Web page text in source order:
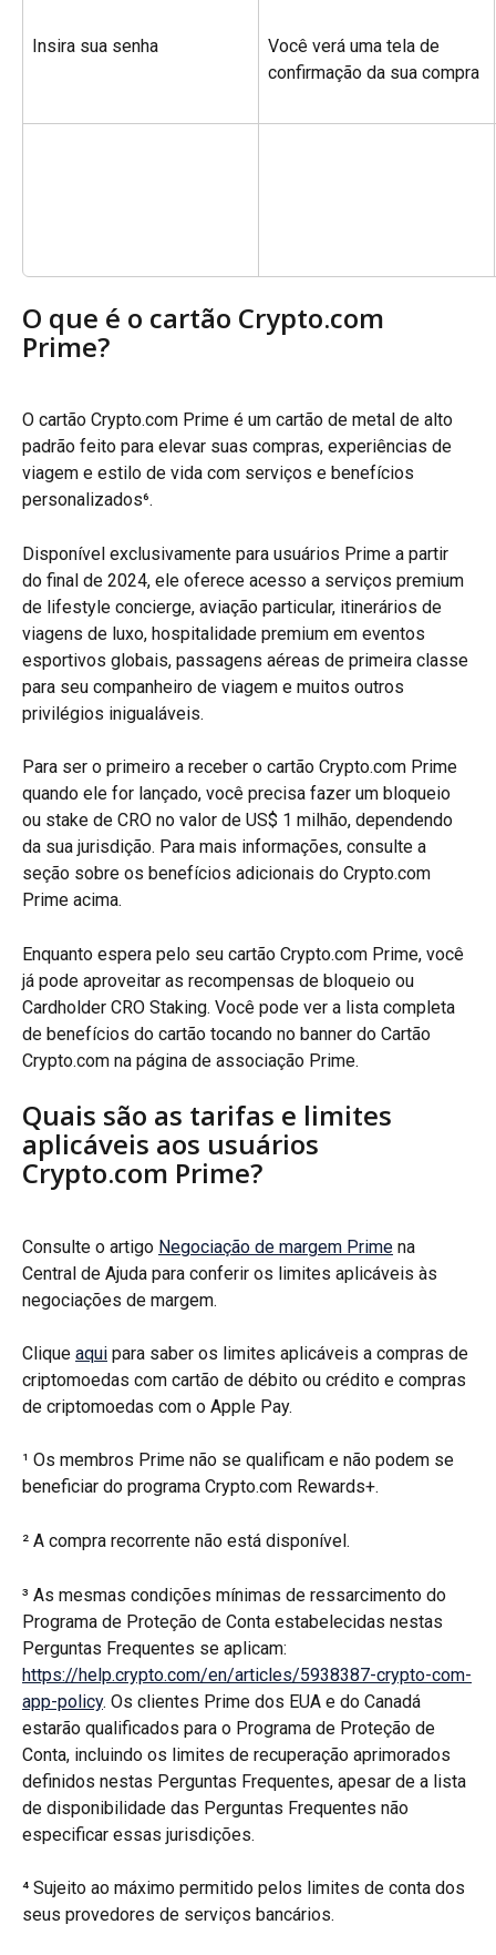
Insira sua senha
Você verá uma tela de
confirmação da sua compra
O que é o cartão Crypto.com
Prime?
O cartão Crypto.com Prime é um cartão de metal de alto
padrão feito para elevar suas compras, experiências de
viagem e estilo de vida com serviços e benefícios
personalizados⁶.
Disponível exclusivamente para usuários Prime a partir
do final de 2024, ele oferece acesso a serviços premium
de lifestyle concierge, aviação particular, itinerários de
viagens de luxo, hospitalidade premium em eventos
esportivos globais, passagens aéreas de primeira classe
para seu companheiro de viagem e muitos outros
privilégios inigualáveis.
Para ser o primeiro a receber o cartão Crypto.com Prime
quando ele for lançado, você precisa fazer um bloqueio
ou stake de CRO no valor de US$ 1 milhão, dependendo
da sua jurisdição. Para mais informações, consulte a
seção sobre os benefícios adicionais do Crypto.com
Prime acima.
Enquanto espera pelo seu cartão Crypto.com Prime, você
já pode aproveitar as recompensas de bloqueio ou
Cardholder CRO Staking. Você pode ver a lista completa
de benefícios do cartão tocando no banner do Cartão
Crypto.com na página de associação Prime.
Quais são as tarifas e limites
aplicáveis aos usuários
Crypto.com Prime?
Consulte o artigo Negociação de margem Prime na
Central de Ajuda para conferir os limites aplicáveis às
negociações de margem.
Clique aqui para saber os limites aplicáveis a compras de
criptomoedas com cartão de débito ou crédito e compras
de criptomoedas com o Apple Pay.
¹ Os membros Prime não se qualificam e não podem se
beneficiar do programa Crypto.com Rewards+.
² A compra recorrente não está disponível.
³ As mesmas condições mínimas de ressarcimento do
Programa de Proteção de Conta estabelecidas nestas
Perguntas Frequentes se aplicam:
https://help.crypto.com/en/articles/5938387-crypto-com-
app-policy. Os clientes Prime dos EUA e do Canadá
estarão qualificados para o Programa de Proteção de
Conta, incluindo os limites de recuperação aprimorados
definidos nestas Perguntas Frequentes, apesar de a lista
de disponibilidade das Perguntas Frequentes não
especificar essas jurisdições.
⁴ Sujeito ao máximo permitido pelos limites de conta dos
seus provedores de serviços bancários.